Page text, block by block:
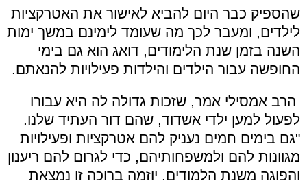
שהספיק כבר היום להביא לאישור את האטרקציות
לילדים, ומעבר לכך מה שעומד לימינם במשך ימות
השנה בזמן שנת הלימודים, דואג הוא גם בימי
החופשה עבור הילדים והילדות פעילויות להנאתם.
הרב אמסילי אמר, שזכות גדולה לה היא עבורו
לפעול למען ילדי אשדוד, שהם דור העתיד שלנו.
"גם בימים חמים נעניק להם אטרקציות ופעילויות
מגוונות להם ולמשפחותיהם, כדי לגרום להם ריענון
והפוגה משנת הלמודים. יוזמה ברוכה זו נמצאת